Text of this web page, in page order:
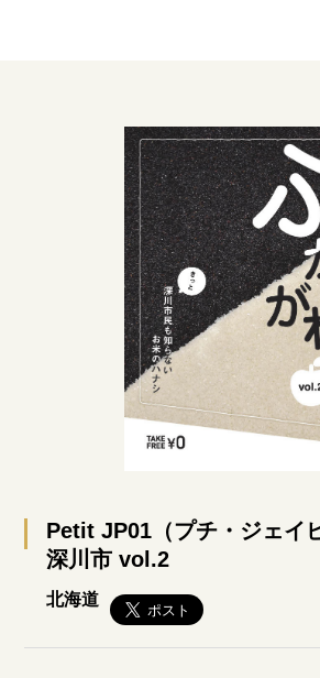
Petit JP01（プチ・ジェイ
深川市 vol.2
北海道